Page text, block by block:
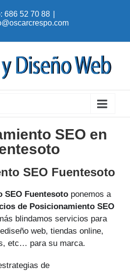
686 52 70 88
SEO en
SEO Fuentesoto
SEO Fuentesoto ponemos a
de Posicionamiento SEO
blindamos servicios para
web, tiendas online,
etc… para su marca.
de